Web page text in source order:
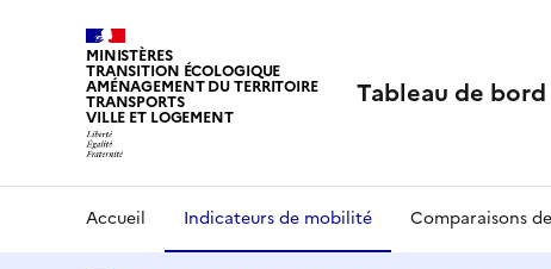
MINISTÈRES
TRANSITION ÉCOLOGIQUE
AMÉNAGEMENT DU TERRITOIRE
TRANSPORTS
VILLE ET LOGEMENT
Tableau de
Accueil Indicateurs de mobilité Comparaisons